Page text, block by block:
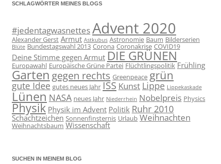
SCHLAGWÖRTER MEINES BLOGS
#jedentagwasnettesAdvent 2020
Alexander Gerst Armut Astkubus Astronomie Baum Bilderserien
Blüte Bundestagswahl 2013 Corona Coronakrise COVID19
Deine Stimme gegen Armut DIE GRÜNEN
Europawahl Europäische Grüne Partei Flüchtlingspolitik Frühling
Garten gegen rechts Greenpeace grün
gute Idee gutes neues Jahr ISS Kunst Lippe Lippekaskade
Lünen NASA neues Jahr Niederrhein Nobelpreis Physics
Physik Physik im Advent Politik Ruhr 2010
Schachtzeichen Sonnenfinsternis Urlaub Weihnachten
Weihnachtsbaum Wissenschaft
SUCHEN IN MEINEM BLOG